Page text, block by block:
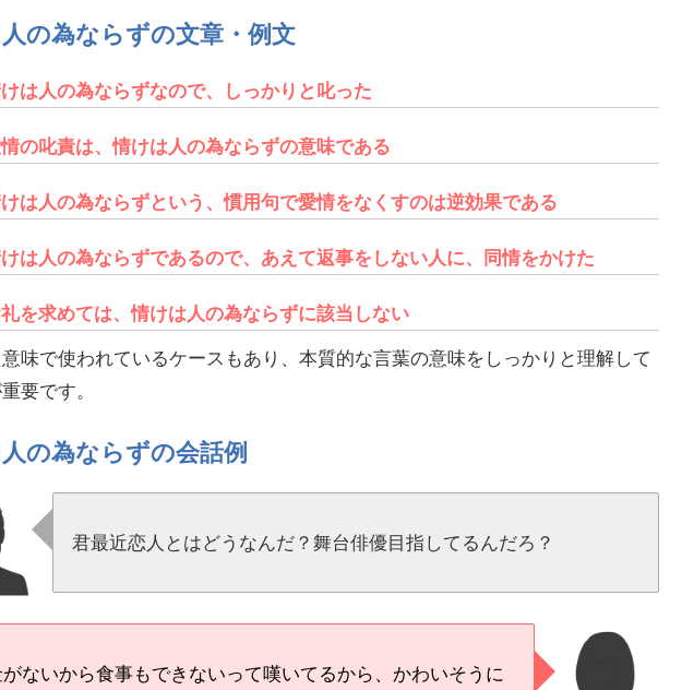
の為ならずの文章・例文
は人の為ならずなので、しっかりと叱った
の叱責は、情けは人の為ならずの意味である
は人の為ならずという、慣用句で愛情をなくすのは逆効果である
は人の為ならずであるので、あえて返事をしない人に、同情をかけた
礼を求めては、情けは人の為ならずに該当しない
味で使われているケースもあり、本質的な言葉の意味をしっかりと理解して
要です。
の為ならずの会話例
君最近恋人とはどうなんだ？舞台俳優目指してるんだろ？
ないから食事もできないって嘆いてるから、かわいそうに